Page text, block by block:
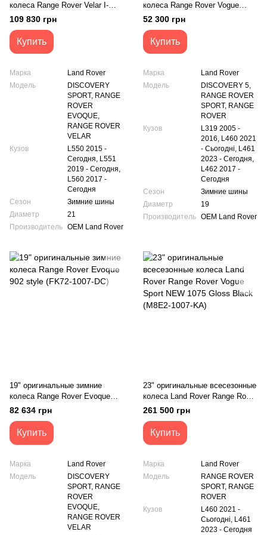
колеса Range Rover Velar I-
pace Discovery Sport Evogue
5047 style (J8А2-1007-JA)
109 830 грн
Купить
Марка
Land Rover
Модель
DISCOVERY
SPORT, RANGE
ROVER
EVOQUE,
RANGE ROVER
VELAR
Кузов
L550 2015 -
Сегодня, L551
2019 - Сегодня,
L560 2017 -
Сегодня
Сезон
Зимние шины
Диаметр
21
Производитель OEM Land Rover
колеса Range Rover Vogue
Sport Land Rover Discovery 5
5001 style (CK52-1007-CA)
52 300 грн
Купить
Марка
Land Rover
Модель
DISCOVERY 5,
RANGE ROVER
SPORT, RANGE
ROVER
Кузов
L319 2005 -
2016, L460 2021
- Сьогодні, L461
2023 - Сегодня,
L462 2017 -
Сегодня
Сезон
Зимние шины
Диаметр
19
Производитель OEM Land Rover
19" оригинальные зимние
колеса Range Rover Evoque
902 style (FK72-1007-DC)
82 634 грн
Купить
Марка
Land Rover
Модель
DISCOVERY
SPORT, RANGE
ROVER
EVOQUE,
RANGE ROVER
VELAR
23" оригинальные всесезонные
колеса Land Rover Range Rover
Vogue Sport NEW 1075 Gloss
Black (M8E2-1007-KA)
261 500 грн
Купить
Марка
Land Rover
Модель
RANGE ROVER
SPORT, RANGE
ROVER
Кузов
L460 2021 -
Сьогодні, L461
2023 - Сегодня